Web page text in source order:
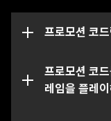
프로모션 코
계정에 한정으로
전송된 계정에서
프로모션 코
레임을 플레
참조해주시기 바
계정에 올바르게